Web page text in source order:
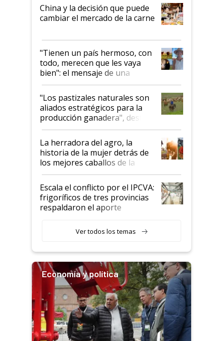
China y la decisión que puede
cambiar el mercado de la carne
"Tienen un país hermoso, con
todo, merecen que les vaya
bien": el mensaje de una
ganadera uruguaya sobre las
oportunidades que se abren
para el agro en Argentina, con
foco en la carne
"Los pastizales naturales son
aliados estratégicos para la
producción ganadera", destaca
la iniciativa que ya reúne a 46
establecimientos en Argentina
La herradora del agro, la
historia de la mujer detrás de
los mejores caballos de la
Argentina y los mitos que
todavía hacen sufrir a estos
animales: "Mientras me
descalificaban, yo seguí
haciendo currículum"
Escala el conflicto por el IPCVA:
frigoríficos de tres provincias
respaldaron el aporte
Ver todos los temas
Economía y política